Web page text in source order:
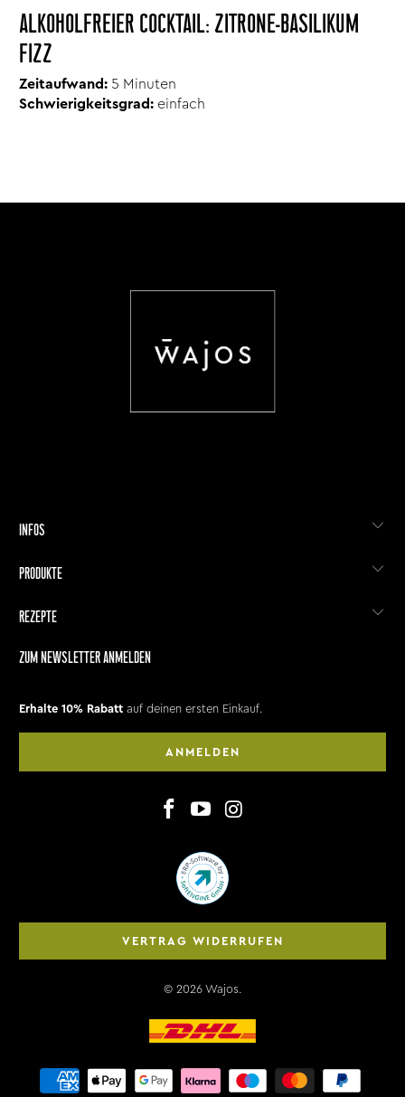
ALKOHOLFREIER COCKTAIL: ZITRONE-BASILIKUM
FIZZ
Zeitaufwand: 5 Minuten
Schwierigkeitsgrad: einfach
INFOS
PRODUKTE
REZEPTE
ZUM NEWSLETTER ANMELDEN
Erhalte 10% Rabatt auf deinen ersten Einkauf.
ANMELDEN
VERTRAG WIDERRUFEN
© 2026 Wajos.